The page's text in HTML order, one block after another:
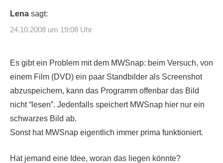
Lena sagt:
24.10.2008 um 19:08 Uhr
Es gibt ein Problem mit dem MWSnap: beim Versuch, von
einem Film (DVD) ein paar Standbilder als Screenshot
abzuspeichern, kann das Programm offenbar das Bild
nicht “lesen”. Jedenfalls speichert MWSnap hier nur ein
schwarzes Bild ab.
Sonst hat MWSnap eigentlich immer prima funktioniert.
Hat jemand eine Idee, woran das liegen könnte?